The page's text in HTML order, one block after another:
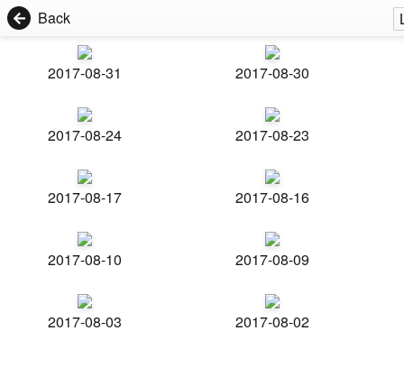
Back
2017-08-31 2017-08-30
2017-08-24 2017-08-23
2017-08-17 2017-08-16
2017-08-10 2017-08-09
2017-08-03 2017-08-02